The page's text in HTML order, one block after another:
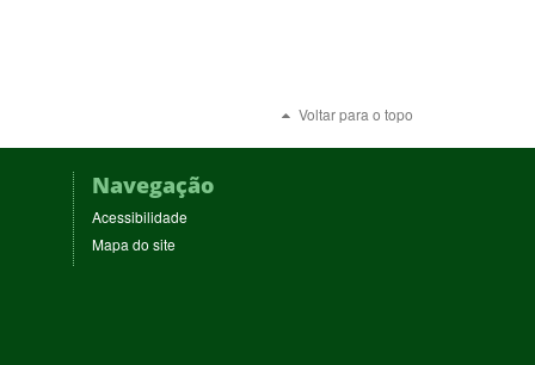
Voltar para o topo
Navegação
Acessibilidade
Mapa do site